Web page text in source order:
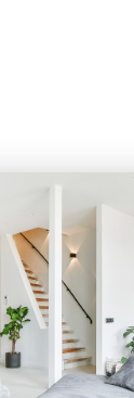
tout le
des
sachant que
se
En savoir